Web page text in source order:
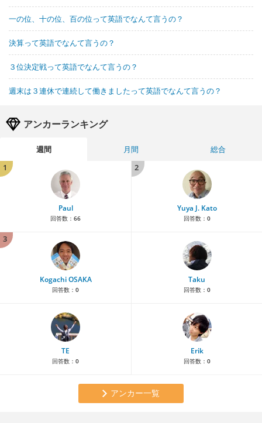
一の位、十の位、百の位って英語でなんて言うの？
決算って英語でなんて言うの？
３位決定戦って英語でなんて言うの？
週末は３連休で連続して働きましたって英語でなんて言うの？
アンカーランキング
週間 月間
総合
1
Paul
回答数： 66
2
Yuya J. Kato
回答数： 0
3
Kogachi OSAKA
回答数： 0
Taku
回答数： 0
TE
回答数： 0
Erik
回答数： 0
アンカー一覧